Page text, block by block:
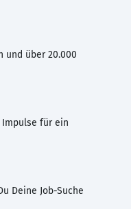
und über 20.000
für ein
Deine Job-Suche